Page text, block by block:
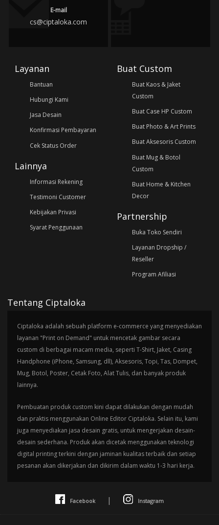
E-mail
cs@ciptaloka.com
Layanan
Bantuan
Hubungi Kami
Jasa Desain
Konfirmasi Pembayaran
Cek Status Order
Lainnya
Informasi Rekening
Testimoni Customer
Kebijakan Privasi
Syarat Penggunaan
Buat Custom
Buat Kaos & Jaket
Custom
Buat Case HP Custom
Buat Photo & Art Prints
Buat Aksesoris Custom
Buat Mug & Botol
Custom
Buat Home & Kitchen
Decor
Partnership
Buka Toko Sendiri
Layanan Dropship /
Reseller
Program Afiliasi
Tentang Ciptaloka
Ciptaloka adalah sebuah platform e-commerce yang menyediakan
layanan "Print on Demand" untuk mencetak gambar secara
custom di berbagai macam media, seperti T-Shirt, Jaket, Casing
Handphone (iPhone, Samsung, dll), Aksesoris, Topi, Tas, Dompet,
Mug, Botol, Poster, Cetak Foto, Alat Tulis, dan banyak produk
lainnya.
Pembuatan produk custom kini dapat dilakukan dengan mudah
dan praktis menggunakan Online Editor Ciptaloka. Selain itu, kami
juga menyediakan jasa desain gratis, untuk mengerjakan desain-
desain sederhana. Produk akan dicetak menggunakan teknologi
digital printing terkini dengan jaminan kualitas terbaik dan setiap
pesanan akan dikerjakan dan dikirim dalam waktu 1-3 hari kerja.
Facebook | Instagram